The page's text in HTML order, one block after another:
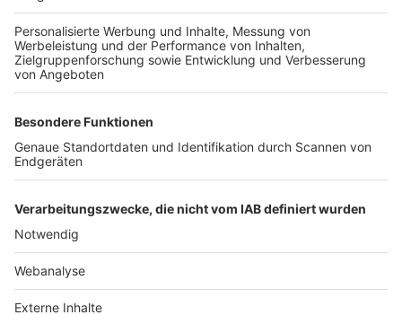
TOP-PARTNER
Nutzungsbedingungen Datenschutz Impressum